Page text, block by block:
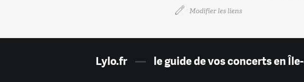
Modifier les liens
Lylo.fr — le guide de vos concerts en